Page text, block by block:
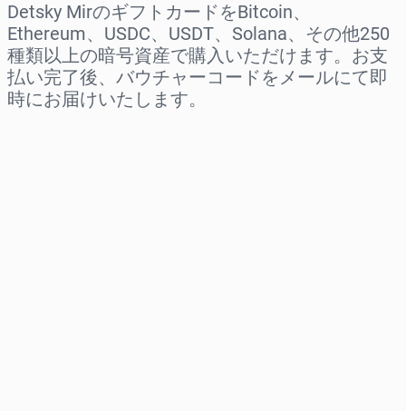
Detsky MirのギフトカードをBitcoin、
Ethereum、USDC、USDT、Solana、その他250
種類以上の暗号資産で購入いただけます。お支
払い完了後、バウチャーコードをメールにて即
時にお届けいたします。